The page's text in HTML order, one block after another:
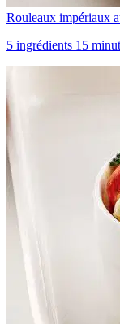
Rouleaux impériaux
5 ingrédients 15